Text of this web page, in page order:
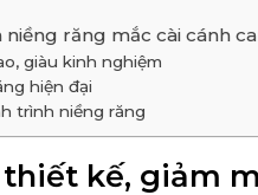
niềng răng mắc cài cánh
giàu kinh nghiệm
hiện đại
trình niềng răng
kế, giảm